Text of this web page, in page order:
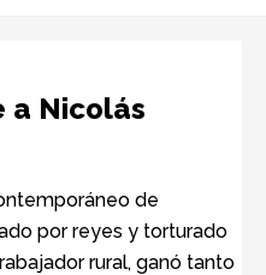
a Nicolás
de
por reyes y torturado
rural, ganó tanto